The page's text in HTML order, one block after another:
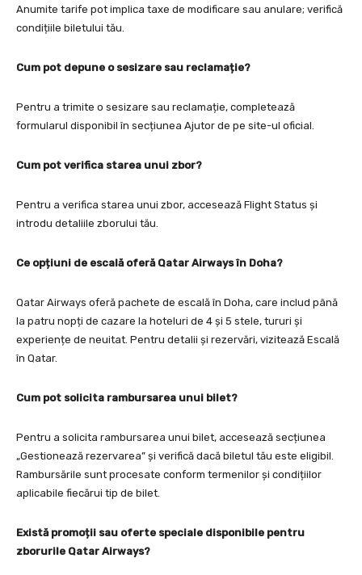
Anumite tarife pot implica taxe de modificare sau anulare; verifică
condițiile biletului tău.
Cum pot depune o sesizare sau reclamație?
Pentru a trimite o sesizare sau reclamație, completează
formularul disponibil în secțiunea Ajutor de pe site-ul oficial.
Cum pot verifica starea unui zbor?
Pentru a verifica starea unui zbor, accesează Flight Status și
introdu detaliile zborului tău.
Ce opțiuni de escală oferă Qatar Airways în Doha?
Qatar Airways oferă pachete de escală în Doha, care includ până
la patru nopți de cazare la hoteluri de 4 și 5 stele, tururi și
experiențe de neuitat. Pentru detalii și rezervări, vizitează Escală
în Qatar.
Cum pot solicita rambursarea unui bilet?
Pentru a solicita rambursarea unui bilet, accesează secțiunea
„Gestionează rezervarea” și verifică dacă biletul tău este eligibil.
Rambursările sunt procesate conform termenilor și condițiilor
aplicabile fiecărui tip de bilet.
Există promoții sau oferte speciale disponibile pentru
zborurile Qatar Airways?